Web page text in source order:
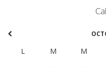
L M M